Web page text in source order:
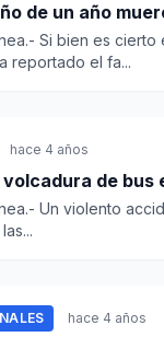
de un año
Si bien es
reportado el fa...
hace 4 años
de bus
Un violento
hace 4 años